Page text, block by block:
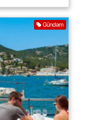
Gündəm